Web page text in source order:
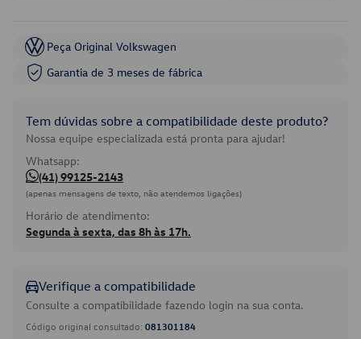
Peça Original Volkswagen
Garantia de 3 meses de fábrica
Tem dúvidas sobre a compatibilidade deste produto?
Nossa equipe especializada está pronta para ajudar!
Whatsapp:
(41) 99125-2143
(apenas mensagens de texto, não atendemos ligações)
Horário de atendimento:
Segunda à sexta, das 8h às 17h.
Verifique a compatibilidade
Consulte a compatibilidade fazendo login na sua conta.
Código original consultado: 081301184